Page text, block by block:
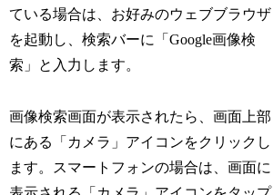
ている場合は、お好みのウェブブラウザ
を起動し、検索バーに「Google画像検
索」と入力します。
画像検索画面が表示されたら、画面上部
にある「カメラ」アイコンをクリックし
ます。スマートフォンの場合は、画面に